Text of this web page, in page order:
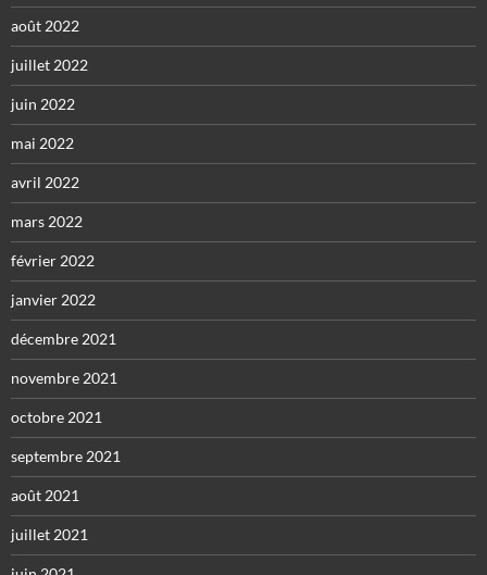
août 2022
juillet 2022
juin 2022
mai 2022
avril 2022
mars 2022
février 2022
janvier 2022
décembre 2021
novembre 2021
octobre 2021
septembre 2021
août 2021
juillet 2021